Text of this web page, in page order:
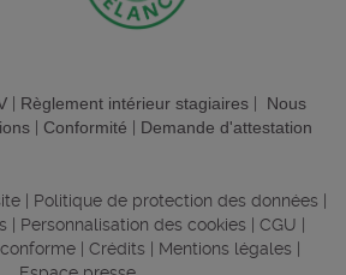
| Règlement intérieur stagiaires| Nous
| Conformité Demande d'attestation
Politique de protection des données
Personnalisation des cookies CGU
| Crédits Mentions légales